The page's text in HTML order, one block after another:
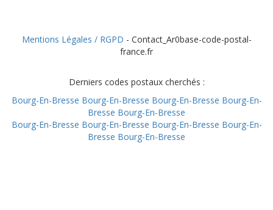
Mentions Légales / RGPD - Contact_Ar0base-code-postal-
france.fr
Derniers codes postaux cherchés :
Bourg-En-Bresse Bourg-En-Bresse Bourg-En-Bresse Bourg-En-
Bresse Bourg-En-Bresse
Bourg-En-Bresse Bourg-En-Bresse Bourg-En-Bresse Bourg-En-
Bresse Bourg-En-Bresse